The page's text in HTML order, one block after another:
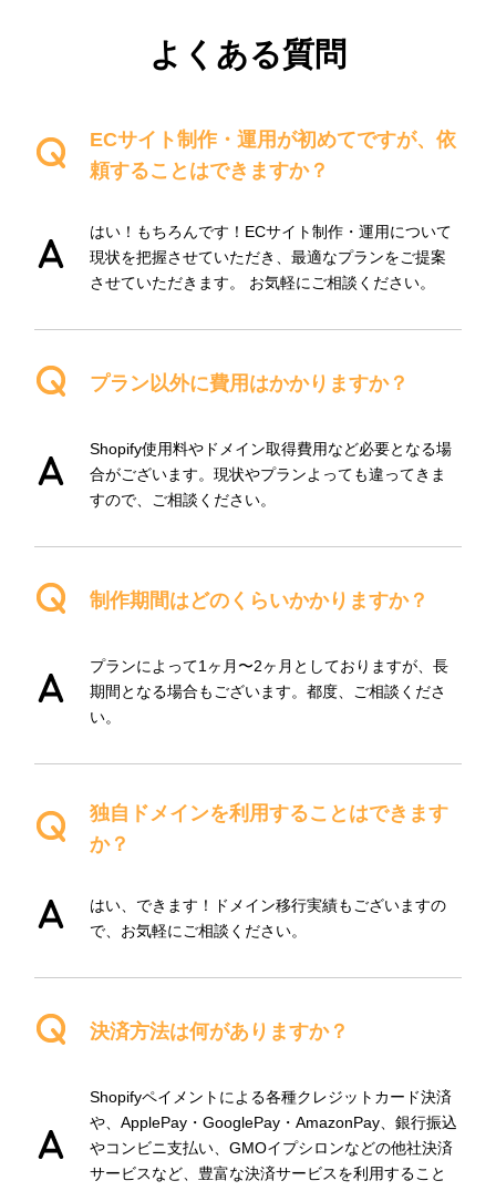
よくある質問
ECサイト制作・運用が初めてですが、依
頼することはできますか？
はい！もちろんです！ECサイト制作・運用について
現状を把握させていただき、最適なプランをご提案
させていただきます。 お気軽にご相談ください。
プラン以外に費用はかかりますか？
Shopify使用料やドメイン取得費用など必要となる場
合がございます。現状やプランよっても違ってきま
すので、ご相談ください。
制作期間はどのくらいかかりますか？
プランによって1ヶ月〜2ヶ月としておりますが、長
期間となる場合もございます。都度、ご相談くださ
い。
独自ドメインを利用することはできます
か？
はい、できます！ドメイン移行実績もございますの
で、お気軽にご相談ください。
決済方法は何がありますか？
Shopifyペイメントによる各種クレジットカード決済
や、ApplePay・GooglePay・AmazonPay、銀行振込
やコンビニ支払い、GMOイプシロンなどの他社決済
サービスなど、豊富な決済サービスを利用すること